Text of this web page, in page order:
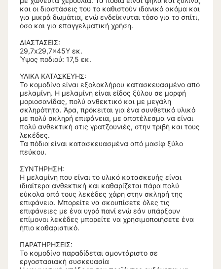
και οι διαστάσεις του το καθιστούν ιδανικό ακόμα και
για μικρά δωμάτια, ενώ ενδείκνυται τόσο για το σπίτι,
όσο και για επαγγελματική χρήση.
ΔΙΑΣΤΑΣΕΙΣ:
29,7x29,7x45Y εκ.
Ύψος ποδιού: 17,5 εκ.
ΥΛΙΚΑ ΚΑΤΑΣΚΕΥΗΣ:
Το κομοδίνο είναι εξολοκλήρου κατασκευασμένο από
μελαμίνη. Η μελαμίνη είναι είδος ξύλου σε μορφή
μοριοσανίδας, πολύ ανθεκτικό και με μεγάλη
σκληρότητα. Άρα, πρόκειται για ένα συνθετικό υλικό
με πολύ σκληρή επιφάνεια, με αποτέλεσμα να είναι
πολύ ανθεκτική στις γρατζουνιές, στην τριβή και τους
λεκέδες.
Τα πόδια είναι κατασκευασμένα από μασίφ ξύλο
πεύκου.
ΣΥΝΤΗΡΗΣΗ:
Η μελαμίνη που είναι το υλικό κατασκευής είναι
ιδιαίτερα ανθεκτική και καθαρίζεται πάρα πολύ
εύκολα από τους λεκέδες χάρη στην σκληρή της
επιφάνεια. Μπορείτε να σκουπίσετε όλες τις
επιφάνειες με ένα υγρό πανί ενώ εάν υπάρξουν
επίμονοι λεκέδες μπορείτε να χρησιμοποιήσετε ένα
ήπιο καθαριστικό.
ΠΑΡΑΤΗΡΗΣΕΙΣ:
Το κομοδίνο παραδίδεται αμοντάριστο σε
εργοστασιακή συσκευασία